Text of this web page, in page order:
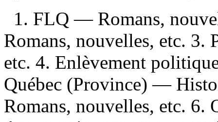
1. FLQ — Romans,
Romans, nouvelles, etc.
etc. 4. Enlèvement
Québec (Province) —
Romans, nouvelles, etc.